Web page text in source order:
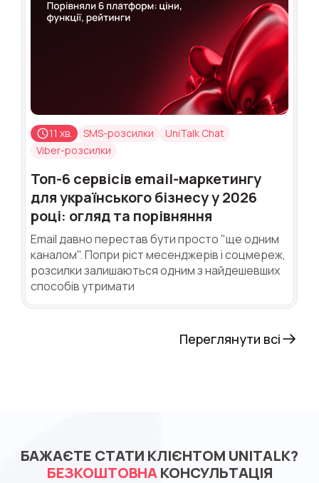
11 хв. SMS-розсилки
UniTalk Chat
Viber-розсилки
Топ-6 сервісів email-маркетингу
для українського бізнесу у 2026
році: огляд та порівняння
Email давно перестав бути просто "ще одним
каналом". Попри ріст месенджерів і соцмереж,
розсилки залишаються одним з найдешевших
способів утримати
Переглянути всі
БАЖАЄТЕ СТАТИ КЛІЄНТОМ UNITALK?
БЕЗКОШТОВНАКОНСУЛЬТАЦІЯ